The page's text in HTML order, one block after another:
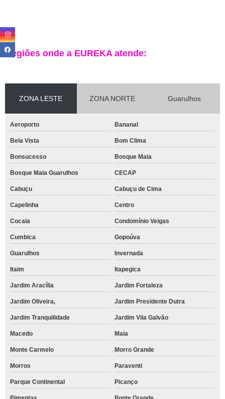
Regiões onde a EUREKA atende:
ZONA LESTE ZONA NORTE Guarulhos
Aeroporto Bananal
Bela Vista Bom Clima
Bonsucesso Bosque Maia
Bosque Maia Guarulhos CECAP
Cabuçu Cabuçu de Cima
Capelinha Centro
Cocaia Condomínio Veigas
Cumbica Gopoúva
Guarulhos Invernada
Itaim Itapegica
Jardim Aracília Jardim Fortaleza
Jardim Oliveira, Jardim Presidente Dutra
Jardim Tranquilidade Jardim Vila Galvão
Macedo Maia
Monte Carmelo Morro Grande
Morros Paraventi
Parque Continental Picanço